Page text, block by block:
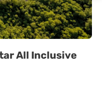
All Inclusive